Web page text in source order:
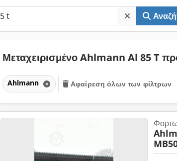
Μεταχειρισμένο Ahlmann Al 85 T
Ahlmann Αφαίρεση όλων των φίλτρων